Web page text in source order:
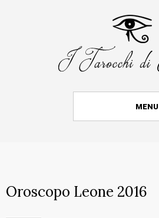
MENU
Oroscopo Leone 2016